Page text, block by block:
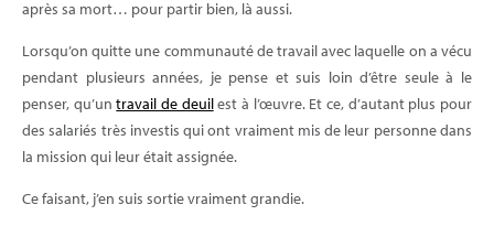
après sa mort… pour partir bien, là aussi.
Lorsqu’on quitte une communauté de travail avec laquelle on a vécu
pendant plusieurs années, je pense et suis loin d’être seule à le
penser, qu’untravail de deuilest à l’œuvre. Et ce, d’autant plus pour
des salariés très investis qui ont vraiment mis de leur personne dans
la mission qui leur était assignée.
Ce faisant, j’en suis sortie vraiment grandie.